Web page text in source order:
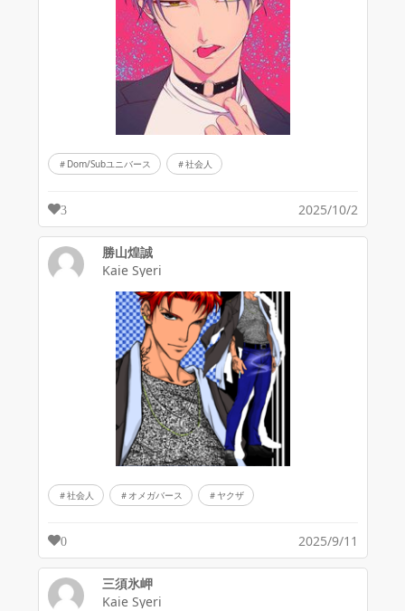
Dom/Subユニバース 社会人
3 2025/10/2
勝山煌誠
Kaie Syeri
社会人 オメガバース ヤクザ
0 2025/9/11
三須氷岬
Kaie Syeri